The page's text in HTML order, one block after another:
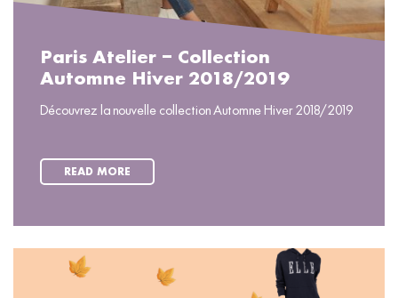
Paris Atelier – Collection
Automne Hiver 2018/2019
Découvrez la nouvelle collection Automne Hiver 2018/2019
READ MORE